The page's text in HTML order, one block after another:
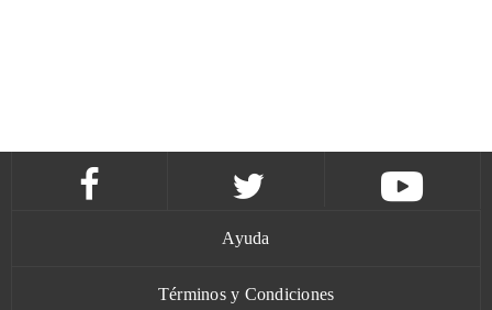
Ayuda
Términos y Condiciones